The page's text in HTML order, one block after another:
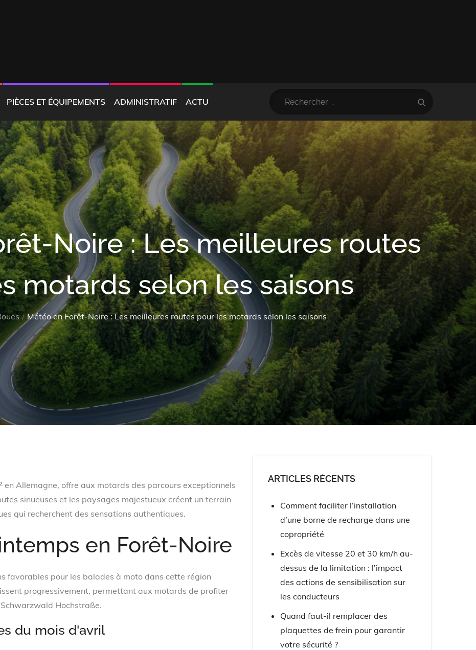
PIÈCES ET ÉQUIPEMENTS ADMINISTRATIF ACTU
Noire : Les meilleures routes
motards selon les saisons
Météo en Forêt-Noire : Les meilleures routes pour les motards selon les saisons
Allemagne, offre aux motards des parcours exceptionnels
sinueuses et les paysages majestueux créent un terrain
qui recherchent des sensations authentiques.
en Forêt-Noire
favorables pour les balades à moto dans cette région
progressivement, permettant aux motards de profiter
Hochstraße.
du mois d'avril
ARTICLES RÉCENTS
Comment faciliter l’installation
d’une borne de recharge dans une
copropriété
Excès de vitesse 20 et 30 km/h au-
dessus de la limitation : l’impact
des actions de sensibilisation sur
les conducteurs
Quand faut-il remplacer des
plaquettes de frein pour garantir
votre sécurité ?